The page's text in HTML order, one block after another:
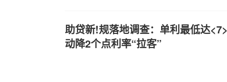
助贷新!规落地调查：单利最低达
动降2个点利率“拉客”